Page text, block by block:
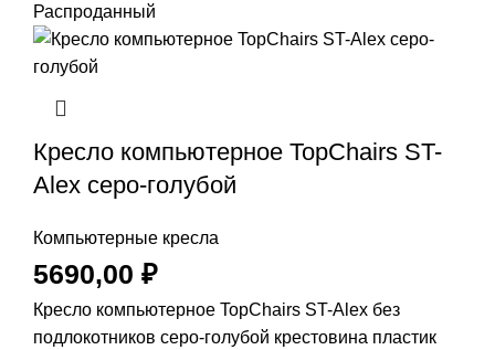
Распроданный
Кресло компьютерное TopChairs ST-
Alex серо-голубой
Компьютерные кресла
5690,00 ₽
Кресло компьютерное TopChairs ST-Alex без
подлокотников серо-голубой крестовина пластик